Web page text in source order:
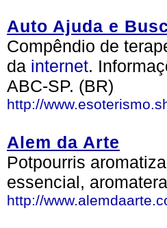
Auto Ajuda e
Compêndio de
da internet.
ABC-SP. (BR)
http://
Alem da Arte
Potpourris
essencial,
http://